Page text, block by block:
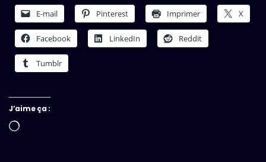
E-mail Pinterest Imprimer X
Facebook LinkedIn Reddit
Tumblr
J’aime ça :
Chargement…